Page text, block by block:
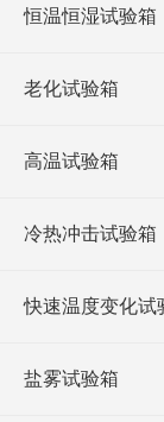
恒温恒湿试验箱
老化试验箱
高温试验箱
冷热冲击试验箱
快速温度变化试
盐雾试验箱